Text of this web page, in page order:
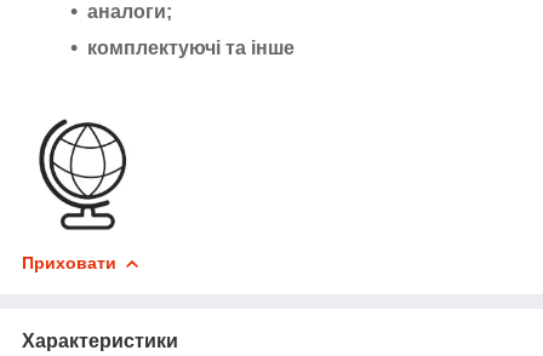
аналоги;
комплектуючі та інше
Приховати
Характеристики